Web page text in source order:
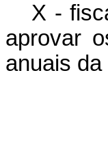
X -
aprovar
anuais